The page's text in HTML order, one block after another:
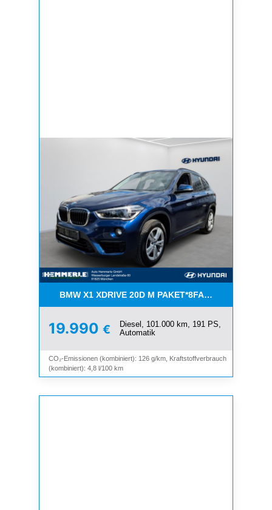
BMW X1 XDRIVE 20D M
19.990 €
Diesel, 101.000 km, 191 PS,
Automatik
CO₂-Emissionen (kombiniert): 126 g/km, Kraftstoffverbrauch
(kombiniert): 4,8 l/100 km